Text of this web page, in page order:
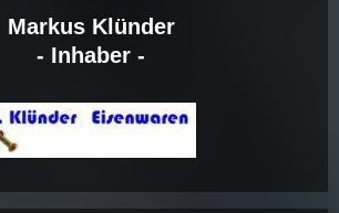
Markus Klünder
- Inhaber -